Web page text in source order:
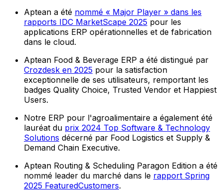
Aptean a été nommé « Major Player » dans les
rapports IDC MarketScape 2025 pour les
applications ERP opérationnelles et de fabrication
dans le cloud.
Aptean Food & Beverage ERP a été distingué par
Crozdesk en 2025 pour la satisfaction
exceptionnelle de ses utilisateurs, remportant les
badges Quality Choice, Trusted Vendor et Happiest
Users.
Notre ERP pour l'agroalimentaire a également été
lauréat du prix 2024 Top Software & Technology
Solutions décerné par Food Logistics et Supply &
Demand Chain Executive.
Aptean Routing & Scheduling Paragon Edition a été
nommé leader du marché dans le rapport Spring
2025 FeaturedCustomers.